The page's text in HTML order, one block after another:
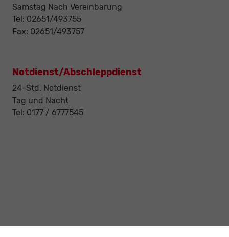
Samstag Nach Vereinbarung
Tel: 02651/493755
Fax: 02651/493757
Notdienst/Abschleppdienst
24-Std. Notdienst
Tag und Nacht
Tel: 0177 / 6777545